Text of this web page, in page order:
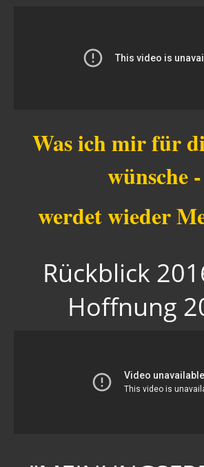
Dresden
Was ich mir für
wünsche -
werdet wieder
Rückblick
Hoffnung